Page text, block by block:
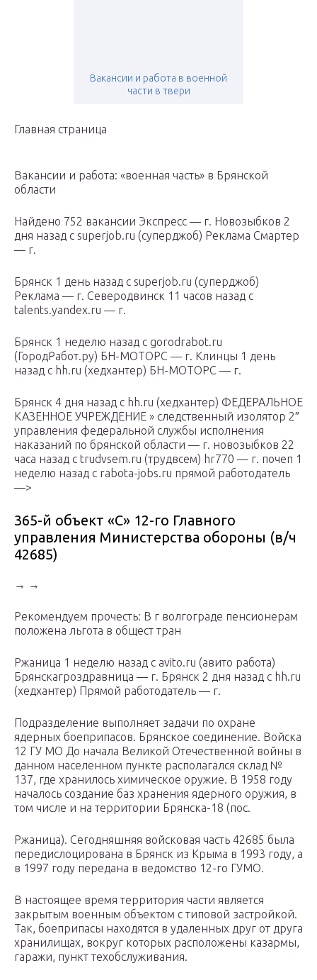
Вакансии и работа в военной
части в твери
Главная страница
Вакансии и работа: «военная часть» в Брянской
области
Найдено 752 вакансии Экспресс — г. Новозыбков 2
дня назад с superjob.ru (суперджоб) Реклама Смартер
— г.
Брянск 1 день назад с superjob.ru (суперджоб)
Реклама — г. Северодвинск 11 часов назад с
talents.yandex.ru — г.
Брянск 1 неделю назад с gorodrabot.ru
(ГородРабот.ру) БН-МОТОРС — г. Клинцы 1 день
назад с hh.ru (хедхантер) БН-МОТОРС — г.
Брянск 4 дня назад с hh.ru (хедхантер) ФЕДЕРАЛЬНОЕ
КАЗЕННОЕ УЧРЕЖДЕНИЕ » следственный изолятор 2″
управления федеральной службы исполнения
наказаний по брянской области — г. новозыбков 22
часа назад с trudvsem.ru (трудвсем) hr770 — г. почеп 1
неделю назад с rabota-jobs.ru прямой работодатель
—>
365-й объект «С» 12-го Главного
управления Министерства обороны (в/ч
42685)
→ →
Рекомендуем прочесть: В г волгограде пенсионерам
положена льгота в общест тран
Ржаница 1 неделю назад с avito.ru (авито работа)
Брянскагроздравница — г. Брянск 2 дня назад с hh.ru
(хедхантер) Прямой работодатель — г.
Подразделение выполняет задачи по охране
ядерных боеприпасов. Брянское соединение. Войска
12 ГУ МО До начала Великой Отечественной войны в
данном населенном пункте располагался склад №
137, где хранилось химическое оружие. В 1958 году
началось создание баз хранения ядерного оружия, в
том числе и на территории Брянска-18 (пос.
Ржаница). Сегодняшняя войсковая часть 42685 была
передислоцирована в Брянск из Крыма в 1993 году, а
в 1997 году передана в ведомство 12-го ГУМО.
В настоящее время территория части является
закрытым военным объектом с типовой застройкой.
Так, боеприпасы находятся в удаленных друг от друга
хранилищах, вокруг которых расположены казармы,
гаражи, пункт техобслуживания.